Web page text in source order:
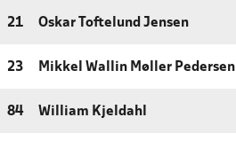
21 Oskar Toftelund Jensen
23 Mikkel Wallin Møller Pedersen
84 William Kjeldahl